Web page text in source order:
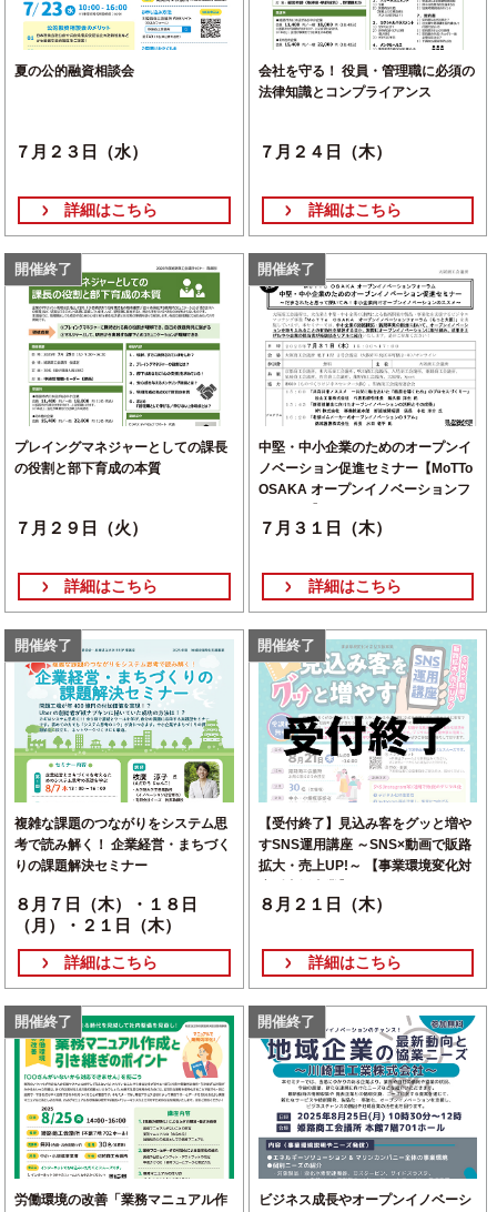
夏の公的融資相談会
７月２３日（水）
詳細はこちら
会社を守る！ 役員・管理職に必須の
法律知識とコンプライアンス
７月２４日（木）
詳細はこちら
開催終了
プレイングマネジャーとしての課長
の役割と部下育成の本質
７月２９日（火）
詳細はこちら
開催終了
中堅・中小企業のためのオープンイ
ノベーション促進セミナー【MoTTo
OSAKA オープンイノベーションフ
７月３１日（木）
詳細はこちら
開催終了
複雑な課題のつながりをシステム思
考で読み解く！ 企業経営・まちづく
りの課題解決セミナー
８月７日（木）・１８日
（月）・２１日（木）
詳細はこちら
開催終了
【受付終了】見込み客をグッと増や
すSNS運用講座 ～SNS×動画で販路
拡大・売上UP!～ 【事業環境変化対
８月２１日（木）
詳細はこちら
開催終了
労働環境の改善「業務マニュアル作
開催終了
ビジネス成長やオープンイノベーシ